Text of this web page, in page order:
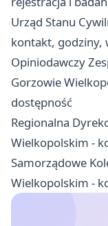
Urząd Stanu
kontakt, godziny,
Opiniodawczy
Gorzowie
dostępność
Regionalna
Wielkopolskim -
Samorządowe
Wielkopolskim -